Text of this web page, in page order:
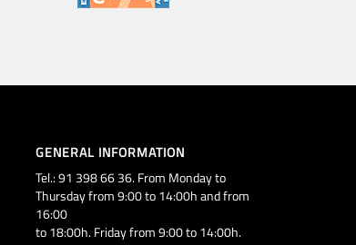
GENERAL INFORMATION
Tel.: 91 398 66 36. From Monday to
Thursday from 9:00 to 14:00h and from
16:00
to 18:00h. Friday from 9:00 to 14:00h.